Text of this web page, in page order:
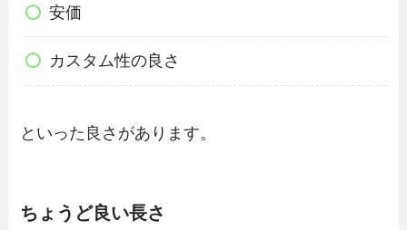
安価
カスタム性の良さ
といった良さがあります。
ちょうど良い長さ